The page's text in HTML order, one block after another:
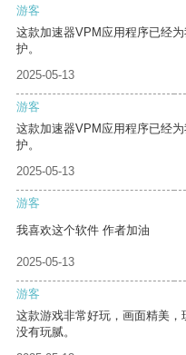
游客
这款加速器VPM应用程序已经
护。
2025-05-13
游客
这款加速器VPM应用程序已经
护。
2025-05-13
游客
我喜欢这个软件 作者加油
2025-05-13
游客
这款游戏非常好玩，画面精美
没有玩腻。